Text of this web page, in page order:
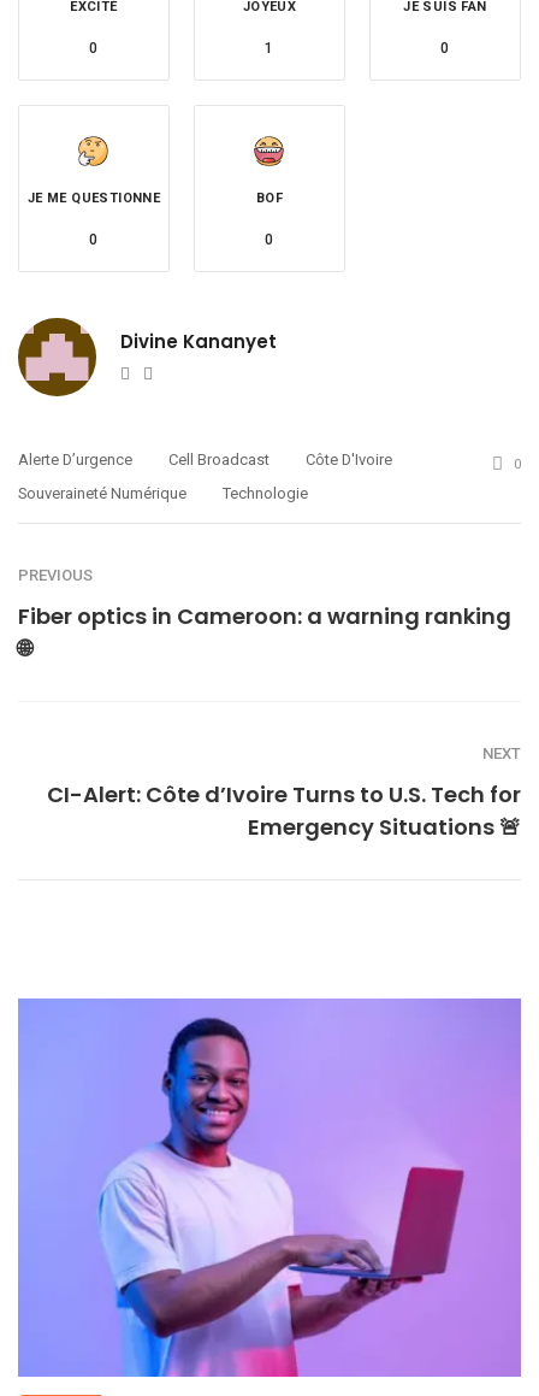
EXCITÉ
0
JOYEUX
1
JE SUIS FAN
0
JE ME QUESTIONNE
0
BOF
0
Divine Kananyet
Website
Alerte D’urgence Cell Broadcast
Côte D'Ivoire
Souveraineté Numérique
Technologie
0
PREVIOUS
Fiber optics in Cameroon: a warning ranking
🌐
NEXT
CI-Alert: Côte d’Ivoire Turns to U.S. Tech for
Emergency Situations 🚨